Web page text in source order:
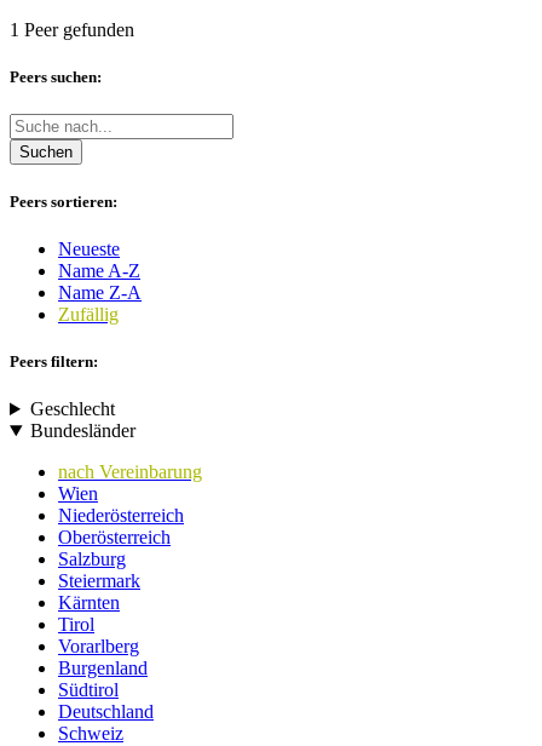
1 Peer gefunden
Peers suchen:
Suchen
Peers sortieren:
Neueste
Name A-Z
Name Z-A
Zufällig
Peers filtern:
Geschlecht
Bundesländer
nach Vereinbarung
Wien
Niederösterreich
Oberösterreich
Salzburg
Steiermark
Kärnten
Tirol
Vorarlberg
Burgenland
Südtirol
Deutschland
Schweiz